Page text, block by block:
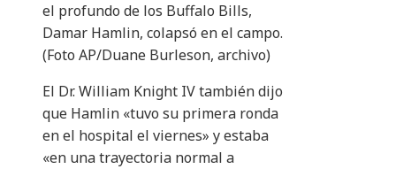
el profundo de los Buffalo Bills,
Damar Hamlin, colapsó en el campo.
(Foto AP/Duane Burleson, archivo)
El Dr. William Knight IV también dijo
que Hamlin «tuvo su primera ronda
en el hospital el viernes» y estaba
«en una trayectoria normal a